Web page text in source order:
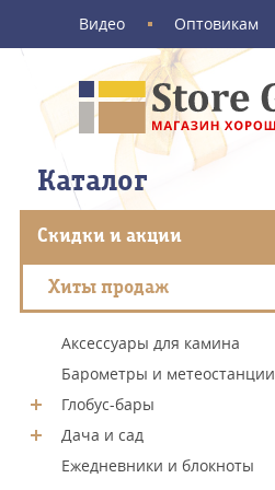
Видео Оптовикам
Каталог
Скидки и акции
Хиты продаж
Аксессуары для камина
Барометры и метеостанции
Глобус-бары
Дача и сад
Ежедневники и блокноты